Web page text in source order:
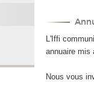
L'Iffi
annuaire mis
Nous vous